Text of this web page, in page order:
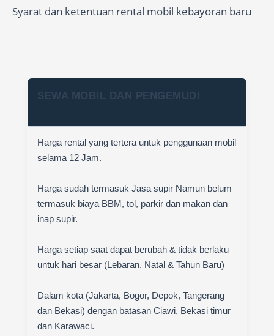
Syarat dan ketentuan rental mobil kebayoran baru
SEWA MOBIL DAN PENGEMUDI
Harga rental yang tertera untuk penggunaan mobil
selama 12 Jam.
Harga sudah termasuk Jasa supir Namun belum
termasuk biaya BBM, tol, parkir dan makan dan
inap supir.
Harga setiap saat dapat berubah & tidak berlaku
untuk hari besar (Lebaran, Natal & Tahun Baru)
Dalam kota (Jakarta, Bogor, Depok, Tangerang
dan Bekasi) dengan batasan Ciawi, Bekasi timur
dan Karawaci.